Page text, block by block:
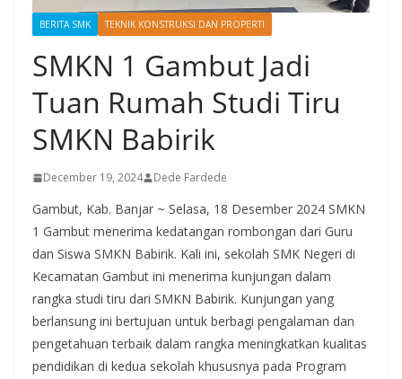
BERITA SMK TEKNIK KONSTRUKSI DAN PROPERTI
SMKN 1 Gambut Jadi
Tuan Rumah Studi Tiru
SMKN Babirik
December 19, 2024 Dede Fardede
Gambut, Kab. Banjar ~ Selasa, 18 Desember 2024 SMKN
1 Gambut menerima kedatangan rombongan dari Guru
dan Siswa SMKN Babirik. Kali ini, sekolah SMK Negeri di
Kecamatan Gambut ini menerima kunjungan dalam
rangka studi tiru dari SMKN Babirik. Kunjungan yang
berlansung ini bertujuan untuk berbagi pengalaman dan
pengetahuan terbaik dalam rangka meningkatkan kualitas
pendidikan di kedua sekolah khususnya pada Program